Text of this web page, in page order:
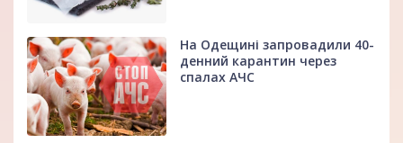
На Одещині запровадили 40-
денний карантин через
спалах АЧС